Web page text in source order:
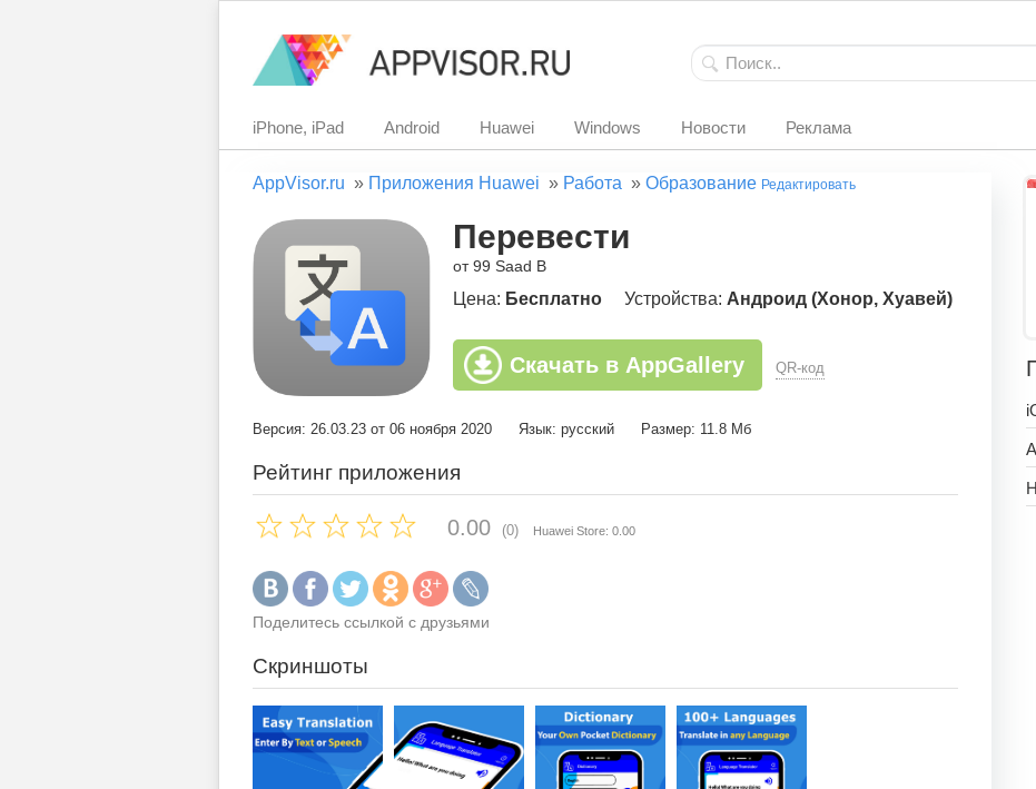
iPhone, iPad Android Huawei Windows Новости Реклама
AppVisor.ru » Приложения Huawei » Работа » Образование Редактировать
Перевести
от 99 Saad B
Цена: Бесплатно Устройства: Андроид (Хонор, Хуавей)
Скачать в AppGallery QR-код
Версия: 26.03.23 от 06 ноября 2020 Язык: русский Размер: 11.8 Мб
Рейтинг приложения
0.00 (0) Huawei Store: 0.00
Поделитесь ссылкой с друзьями
Скриншоты